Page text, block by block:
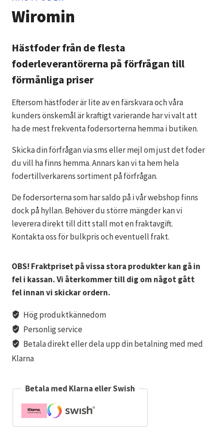
Wiromin
Hästfoder från de flesta
foderleverantörerna på förfrågan till
förmånliga priser
Eftersom hästfoder är lite av en färskvara och våra
kunders önskemål är kraftigt varierande har vi valt att
ha de mest frekventa fodersorterna hemma i butiken.
Skicka din förfrågan via sms eller mejl om just det foder
du vill ha finns hemma. Annars kan vi ta hem hela
fodertillverkarens sortiment på förfrågan.
De fodersorterna som har saldo på i vår webshop finns
dock på hyllan. Behöver du större mängder kan vi
leverera direkt till ditt stall mot en fraktavgift.
Kontakta oss för bulkpris och eventuell frakt.
OBS! Fraktpriset på vissa stora produkter kan gå in
fel i kassan. Vi återkommer till dig om något gått
fel innan vi skickar ordern.
Hög produktkännedom
Personlig service
Betala direkt eller dela upp din betalning med med
Klarna
Betala med Klarna eller Swish